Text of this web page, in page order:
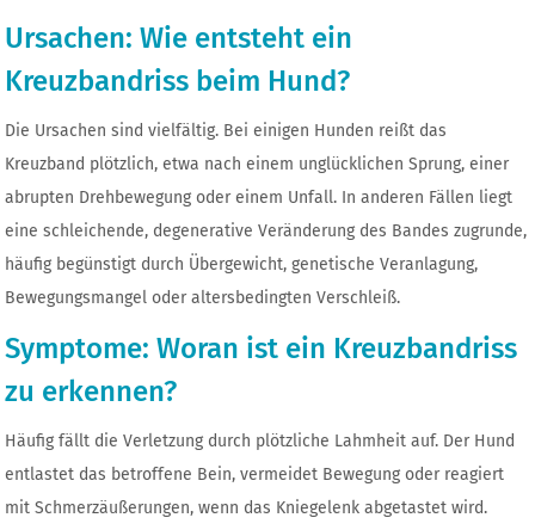
Ursachen: Wie entsteht ein
Kreuzbandriss beim Hund?
Die Ursachen sind vielfältig. Bei einigen Hunden reißt das
Kreuzband plötzlich, etwa nach einem unglücklichen Sprung, einer
abrupten Drehbewegung oder einem Unfall. In anderen Fällen liegt
eine schleichende, degenerative Veränderung des Bandes zugrunde,
häufig begünstigt durch Übergewicht, genetische Veranlagung,
Bewegungsmangel oder altersbedingten Verschleiß.
Symptome: Woran ist ein Kreuzbandriss
zu erkennen?
Häufig fällt die Verletzung durch plötzliche Lahmheit auf. Der Hund
entlastet das betroffene Bein, vermeidet Bewegung oder reagiert
mit Schmerzäußerungen, wenn das Kniegelenk abgetastet wird.